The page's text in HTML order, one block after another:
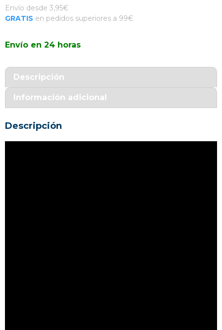
Envío desde 3,95€
GRATIS en pedidos superiores a 99€
Envío en 24 horas
Descripción
Información adicional
Descripción